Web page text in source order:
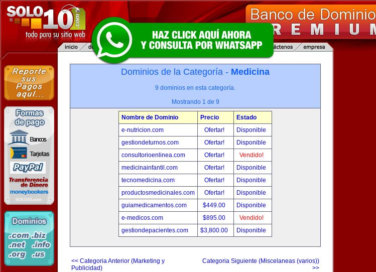
Dominios de la Categoría - Medicina
9 dominios en esta categoría.
Mostrando 1 de 9
Nombre de Dominio Precio
Estado
e-nutricion.com
Ofertar!
Disponible
gestiondeturnos.com
Ofertar!
Disponible
consultorioenlinea.com
Ofertar!
Vendido!
medicinainfantil.com
Ofertar!
Disponible
tecnomedicina.com
Ofertar!
Disponible
productosmedicinales.com
Ofertar!
Disponible
guiamedicamentos.com
$449.00
Disponible
e-medicos.com
$895.00
Vendido!
gestiondepacientes.com
$3,800.00 Disponible
<< Categoria Anterior (Marketing y
Publicidad)
Categoria Siguiente (Miscelaneas (varios))
>>